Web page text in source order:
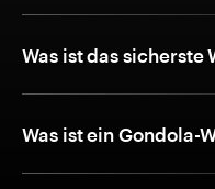
Was ist das sicherste
Was ist ein Gondola-